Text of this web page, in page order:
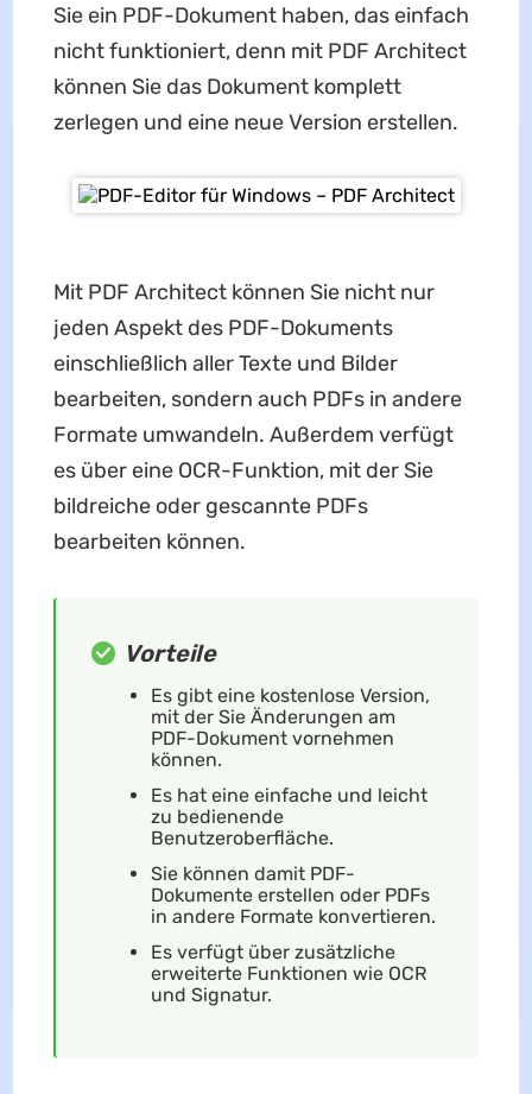
Sie ein PDF-Dokument haben, das einfach
nicht funktioniert, denn mit PDF Architect
können Sie das Dokument komplett
zerlegen und eine neue Version erstellen.
Mit PDF Architect können Sie nicht nur
jeden Aspekt des PDF-Dokuments
einschließlich aller Texte und Bilder
bearbeiten, sondern auch PDFs in andere
Formate umwandeln. Außerdem verfügt
es über eine OCR-Funktion, mit der Sie
bildreiche oder gescannte PDFs
bearbeiten können.
Vorteile
Es gibt eine kostenlose Version,
mit der Sie Änderungen am
PDF-Dokument vornehmen
können.
Es hat eine einfache und leicht
zu bedienende
Benutzeroberfläche.
Sie können damit PDF-
Dokumente erstellen oder PDFs
in andere Formate konvertieren.
Es verfügt über zusätzliche
erweiterte Funktionen wie OCR
und Signatur.